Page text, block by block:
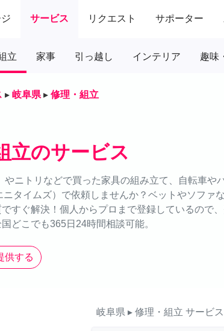
サービス リクエスト サポーター
立 家事 引っ越し インテリア 趣味
▸ 岐阜県 ▸ 修理・組立
立のサービス
やニトリなどで買った家具の組み立て、自転車や
タイムズ）で依頼しませんか？ベットやソファ
すぐ解決！個人からプロまで登録しているので
どこでも365日24時間相談可能。
供する
岐阜県 ▸ 修理・組立 サービス